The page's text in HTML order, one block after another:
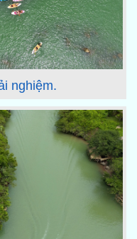
nghiệm.